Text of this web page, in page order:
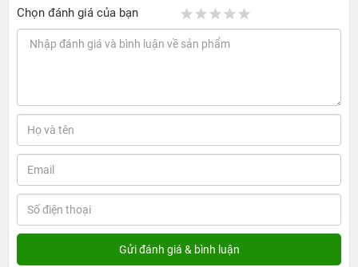
Chọn đánh giá của bạn